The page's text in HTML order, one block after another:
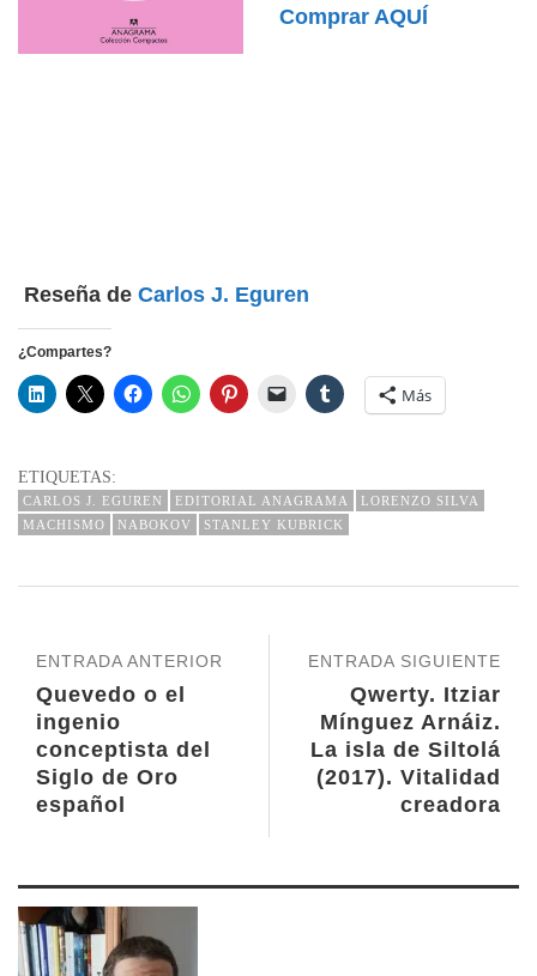
Comprar AQUÍ
Reseña de Carlos J. Eguren
¿Compartes?
Más
ETIQUETAS:
CARLOS J. EGUREN EDITORIAL ANAGRAMA
LORENZO SILVA
MACHISMO
NABOKOV STANLEY KUBRICK
ENTRADA SIGUIENTE
Qwerty. Itziar
Mínguez Arnáiz.
La isla de Siltolá
(2017). Vitalidad
creadora
ENTRADA ANTERIOR
Quevedo o el
ingenio
conceptista del
Siglo de Oro
español